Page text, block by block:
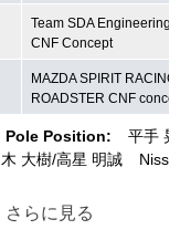
Pole Position:
平手
大樹 高星 明誠
Team SDA Engineering
CNF Concept
MAZDA SPIRIT RACING
ROADSTER CNF
さらに見る